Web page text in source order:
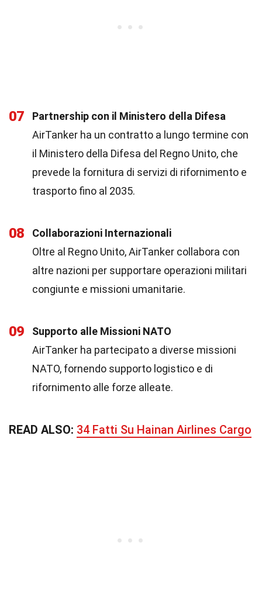
07
Partnership con il Ministero della Difesa
AirTanker ha un contratto a lungo termine con
il Ministero della Difesa del Regno Unito, che
prevede la fornitura di servizi di rifornimento e
trasporto fino al 2035.
08
Collaborazioni Internazionali
Oltre al Regno Unito, AirTanker collabora con
altre nazioni per supportare operazioni militari
congiunte e missioni umanitarie.
09
Supporto alle Missioni NATO
AirTanker ha partecipato a diverse missioni
NATO, fornendo supporto logistico e di
rifornimento alle forze alleate.
READ ALSO: 34 Fatti Su Hainan Airlines Cargo